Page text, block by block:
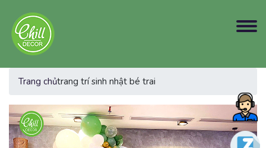
Trang chủtrang trí sinh nhật bé trai